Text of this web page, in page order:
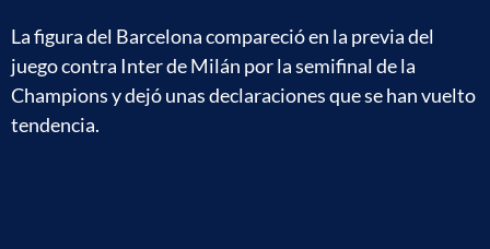
La figura del Barcelona compareció en la previa del
juego contra Inter de Milán por la semifinal de la
Champions y dejó unas declaraciones que se han vuelto
tendencia.